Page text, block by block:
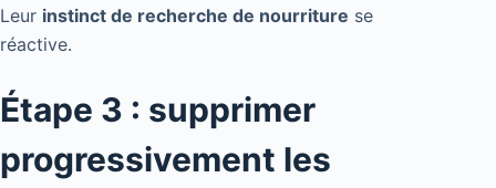
Leur instinct de recherche de nourriture se
réactive.
Étape 3 : supprimer
progressivement les